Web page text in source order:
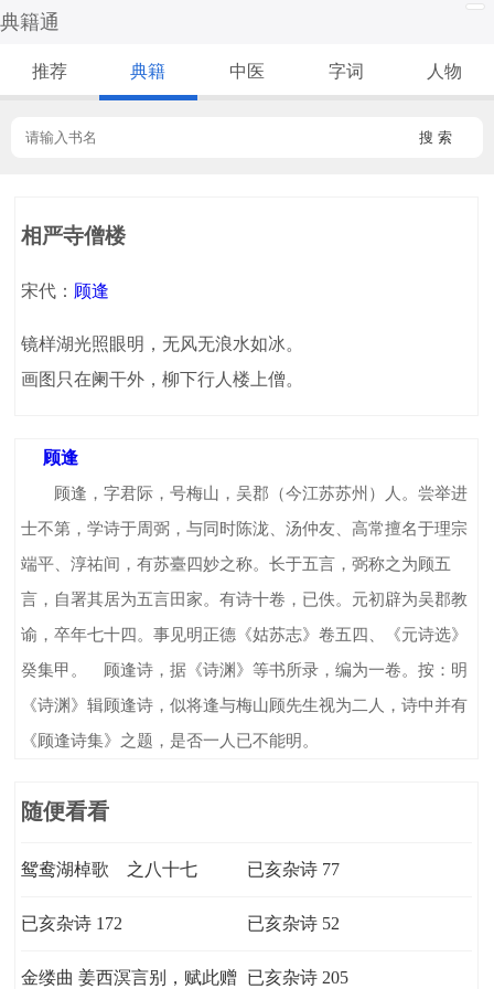
典籍通
推荐 典籍 中医 字词 人物
搜 索
相严寺僧楼
宋代： 顾逢
镜样湖光照眼明，无风无浪水如冰。
画图只在阑干外，柳下行人楼上僧。
顾逢
顾逢，字君际，号梅山，吴郡（今江苏苏州）人。尝举进
士不第，学诗于周弼，与同时陈泷、汤仲友、高常擅名于理宗
端平、淳祐间，有苏臺四妙之称。长于五言，弼称之为顾五
言，自署其居为五言田家。有诗十卷，已佚。元初辟为吴郡教
谕，卒年七十四。事见明正德《姑苏志》卷五四、《元诗选》
癸集甲。 顾逢诗，据《诗渊》等书所录，编为一卷。按：明
《诗渊》辑顾逢诗，似将逢与梅山顾先生视为二人，诗中并有
《顾逢诗集》之题，是否一人已不能明。
随便看看
鸳鸯湖棹歌 之八十七 已亥杂诗 77
已亥杂诗 172 已亥杂诗 52
金缕曲 姜西溟言别，赋此赠 已亥杂诗 205